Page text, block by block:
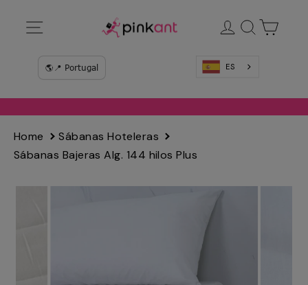
directamente
Ingresar
Buscar
ES
Home
Sábanas Hoteleras
Sábanas Bajeras Alg. 144 hilos Plus